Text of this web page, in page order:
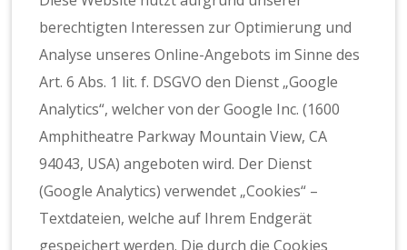
berechtigten Interessen zur Optimierung und
Analyse unseres Online-Angebots im Sinne des
Art. 6 Abs. 1 lit. f. DSGVO den Dienst „Google
Analytics“, welcher von der Google Inc. (1600
Amphitheatre Parkway Mountain View, CA
94043, USA) angeboten wird. Der Dienst
(Google Analytics) verwendet „Cookies“ –
Textdateien, welche auf Ihrem Endgerät
gespeichert werden. Die durch die Cookies